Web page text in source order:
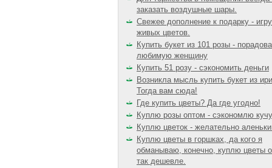
заказать воздушные шары.
Свежее дополнение к подарку -
живых цветов.
Купить букет из 101 розы -
любимую женщину
Купить 51 розу - сэкономить деньги
Возникла мысль купить букет из
Тогда вам сюда!
Где купить цветы? Да где угодно!
Куплю розы оптом - сэкономлю
Куплю цветок - желательно
Куплю цветы в горшках, да кого я
обманываю, конечно, куплю цветы
так дешевле.